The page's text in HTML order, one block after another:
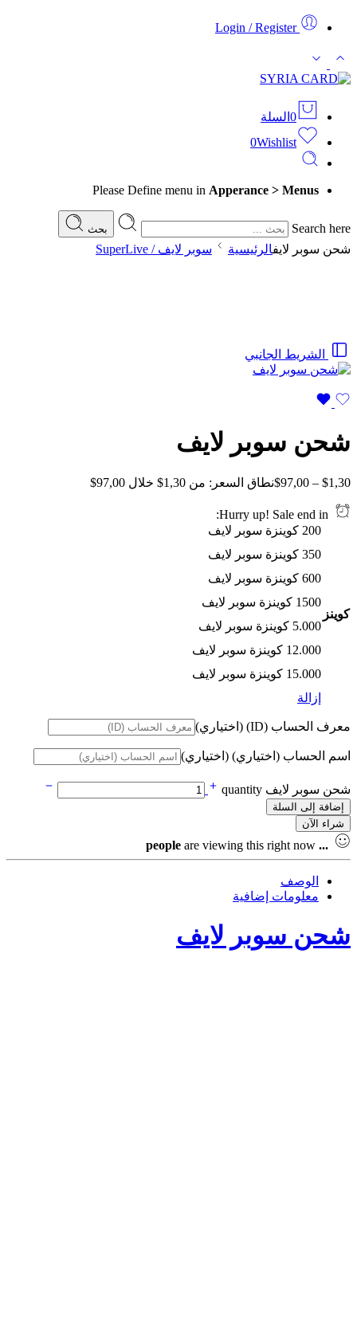
Login / Register
0 السلة
0Wishlist
Please Define menu in Apperance > Menus
Search here بحث
شحن سوبر لايفالرئيسية سوبر لايف / SuperLive
الشريط الجانبي
شحن سوبر لايف
$1,30
–
$97,00 نطاق السعر: من ⁦$1,30⁩ خلال ⁦$97,00⁩
كوينز
200 كوينزة سوبر لايف
350 كوينزة سوبر لايف
600 كوينزة سوبر لايف
1500 كوينزة سوبر لايف
5.000 كوينزة سوبر لايف
12.000 كوينزة سوبر لايف
15.000 كوينزة سوبر لايف
إزالة
معرف الحساب (ID) (اختياري)
اسم الحساب (اختياري) (اختياري)
شحن سوبر لايف quantity
إضافة إلى السلة
شراء الآن
...
people are viewing this right now
الوصف
معلومات إضافية
شحن سوبر لايف